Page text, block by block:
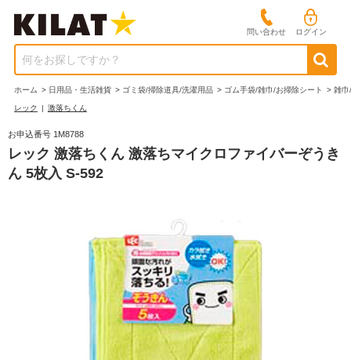
問い合わせ ログイン
何をお探しですか？
ホーム > 日用品・生活雑貨 > ゴミ袋/掃除道具/洗濯用品 > ゴム手袋/雑巾/お掃除シート > 雑巾
レック | 激落ちくん
お申込番号 1M8788
レック 激落ちくん 激落ちマイクロファイバーぞうき
ん 5枚入 S-592